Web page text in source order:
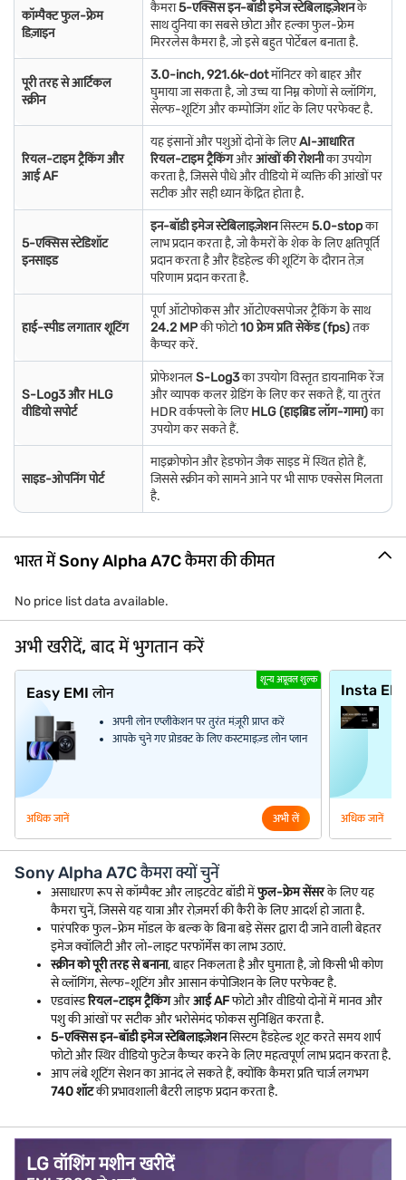
कॉम्पैक्ट फुल-फ्रेम
डिज़ाइन
कैमरा5-एक्सिस इन-बॉडी इमेज स्टेबिलाइज़ेशनके
साथ दुनिया का सबसे छोटा और हल्का फुल-फ्रेम
मिररलेस कैमरा है, जो इसे बहुत पोर्टेबल बनाता है.
पूरी तरह से आर्टिकल
स्क्रीन
3.0-inch, 921.6k-dotमॉनिटर को बाहर और
घुमाया जा सकता है, जो उच्च या निम्न कोणों से व्लॉगिंग,
सेल्फ-शूटिंग और कम्पोजिंग शॉट के लिए परफेक्ट है.
रियल-टाइम ट्रैकिंग और
आई AF
यह इंसानों और पशुओं दोनों के लिएAI-आधारित
रियल-टाइम ट्रैकिंगऔरआंखों की रोशनीका उपयोग
करता है, जिससे पौधे और वीडियो में व्यक्ति की आंखों पर
सटीक और सही ध्यान केंद्रित होता है.
5-एक्सिस स्टेडिशॉट
इनसाइड
इन-बॉडी इमेज स्टेबिलाइज़ेशनसिस्टम5.0-stopका
लाभ प्रदान करता है, जो कैमरों के शेक के लिए क्षतिपूर्ति
प्रदान करता है और हैंडहेल्ड की शूटिंग के दौरान तेज़
परिणाम प्रदान करता है.
हाई-स्पीड लगातार शूटिंग
पूर्ण ऑटोफोकस और ऑटोएक्सपोजर ट्रैकिंग के साथ
24.2 MPकी फोटो10 फ्रेम प्रति सेकेंड (fps)तक
कैप्चर करें.
S-Log3 और HLG
वीडियो सपोर्ट
प्रोफेशनलS-Log3का उपयोग विस्तृत डायनामिक रेंज
और व्यापक कलर ग्रेडिंग के लिए कर सकते हैं, या तुरंत
HDR वर्कफ्लो के लिएHLG (हाइब्रिड लॉग-गामा)का
उपयोग कर सकते हैं.
साइड-ओपनिंग पोर्ट
माइक्रोफोन और हेडफोन जैक साइड में स्थित होते हैं,
जिससे स्क्रीन को सामने आने पर भी साफ एक्सेस मिलता
है.
भारत में Sony Alpha A7C कैमरा की कीमत
No price list data available.
अभी खरीदें, बाद में भुगतान करें
शून्य अप्रूवल शुल्क
Easy EMI लोन
अपनी लोन एप्लीकेशन पर तुरंत मंज़ूरी प्राप्त करें
आपके चुने गए प्रोडक्ट के लिए कस्टमाइज़्ड लोन प्लान
अधिक जानें अभी लें
Insta
अधिक जानें
Sony Alpha A7C कैमरा क्यों चुनें
असाधारण रूप से कॉम्पैक्ट और लाइटवेट बॉडी मेंफुल-फ्रेम सेंसरके लिए यह
कैमरा चुनें, जिससे यह यात्रा और रोज़मर्रा की कैरी के लिए आदर्श हो जाता है.
पारंपरिक फुल-फ्रेम मॉडल के बल्क के बिना बड़े सेंसर द्वारा दी जाने वाली बेहतर
इमेज क्वॉलिटी और लो-लाइट परफॉर्मेंस का लाभ उठाएं.
स्क्रीन को पूरी तरह से बनाना, बाहर निकलता है और घुमाता है, जो किसी भी कोण
से व्लॉगिंग, सेल्फ-शूटिंग और आसान कंपोजिशन के लिए परफेक्ट है.
एडवांस्डरियल-टाइम ट्रैकिंगऔरआई AFफोटो और वीडियो दोनों में मानव और
पशु की आंखों पर सटीक और भरोसेमंद फोकस सुनिश्चित करता है.
5-एक्सिस इन-बॉडी इमेज स्टेबिलाइज़ेशनसिस्टम हैंडहेल्ड शूट करते समय शार्प
फोटो और स्थिर वीडियो फुटेज कैप्चर करने के लिए महत्वपूर्ण लाभ प्रदान करता है.
आप लंबे शूटिंग सेशन का आनंद ले सकते हैं, क्योंकि कैमरा प्रति चार्ज लगभग
740 शॉटकी प्रभावशाली बैटरी लाइफ प्रदान करता है.
LG वॉशिंग मशीन खरीदें